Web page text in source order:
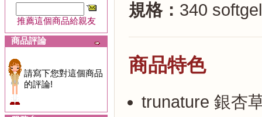
推薦這個商品給親友
商品評論
請寫下您對這個商品
的評論!
規格： 340
商品特色
trunature 銀杏